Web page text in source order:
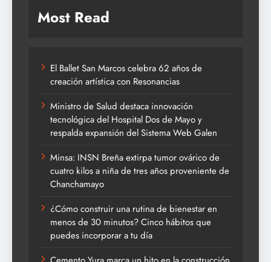
Most Read
El Ballet San Marcos celebra 62 años de
creación artística con Resonancias
Ministro de Salud destaca innovación
tecnológica del Hospital Dos de Mayo y
respalda expansión del Sistema Web Galen
Minsa: INSN Breña extirpa tumor ovárico de
cuatro kilos a niña de tres años proveniente de
Chanchamayo
¿Cómo construir una rutina de bienestar en
menos de 30 minutos? Cinco hábitos que
puedes incorporar a tu día